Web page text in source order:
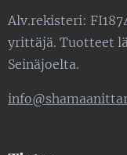
Alv.rekisteri:
yrittäjä. Tuotteet
Seinäjoelta.